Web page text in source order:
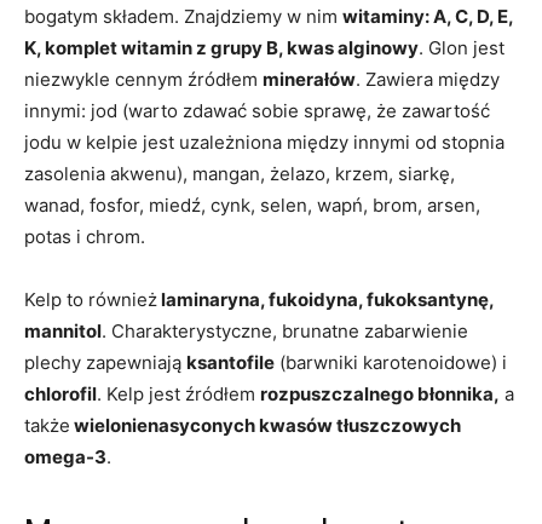
bogatym składem. Znajdziemy w nim witaminy: A, C, D, E,
K, komplet witamin z grupy B, kwas alginowy. Glon jest
niezwykle cennym źródłem minerałów. Zawiera między
innymi: jod (warto zdawać sobie sprawę, że zawartość
jodu w kelpie jest uzależniona między innymi od stopnia
zasolenia akwenu), mangan, żelazo, krzem, siarkę,
wanad, fosfor, miedź, cynk, selen, wapń, brom, arsen,
potas i chrom.
Kelp to równieżlaminaryna, fukoidyna, fukoksantynę,
mannitol. Charakterystyczne, brunatne zabarwienie
plechy zapewniają ksantofile (barwniki karotenoidowe) i
chlorofil. Kelp jest źródłem rozpuszczalnego błonnika, a
także wielonienasyconych kwasów tłuszczowych
omega-3.